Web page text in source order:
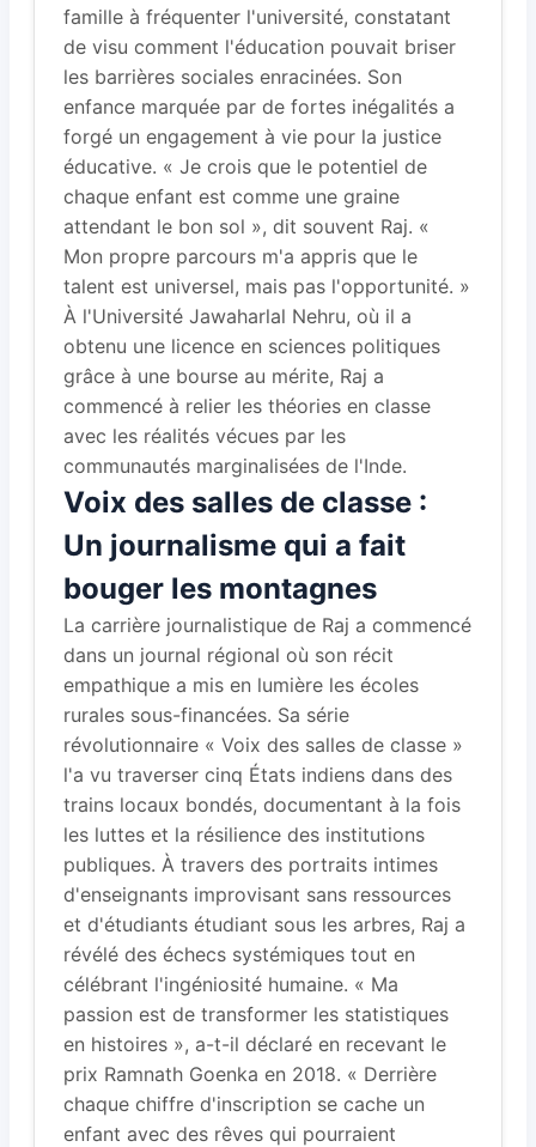
famille à fréquenter l'université, constatant
de visu comment l'éducation pouvait briser
les barrières sociales enracinées. Son
enfance marquée par de fortes inégalités a
forgé un engagement à vie pour la justice
éducative. « Je crois que le potentiel de
chaque enfant est comme une graine
attendant le bon sol », dit souvent Raj. «
Mon propre parcours m'a appris que le
talent est universel, mais pas l'opportunité. »
À l'Université Jawaharlal Nehru, où il a
obtenu une licence en sciences politiques
grâce à une bourse au mérite, Raj a
commencé à relier les théories en classe
avec les réalités vécues par les
communautés marginalisées de l'Inde.
Voix des salles de classe :
Un journalisme qui a fait
bouger les montagnes
La carrière journalistique de Raj a commencé
dans un journal régional où son récit
empathique a mis en lumière les écoles
rurales sous-financées. Sa série
révolutionnaire « Voix des salles de classe »
l'a vu traverser cinq États indiens dans des
trains locaux bondés, documentant à la fois
les luttes et la résilience des institutions
publiques. À travers des portraits intimes
d'enseignants improvisant sans ressources
et d'étudiants étudiant sous les arbres, Raj a
révélé des échecs systémiques tout en
célébrant l'ingéniosité humaine. « Ma
passion est de transformer les statistiques
en histoires », a-t-il déclaré en recevant le
prix Ramnath Goenka en 2018. « Derrière
chaque chiffre d'inscription se cache un
enfant avec des rêves qui pourraient